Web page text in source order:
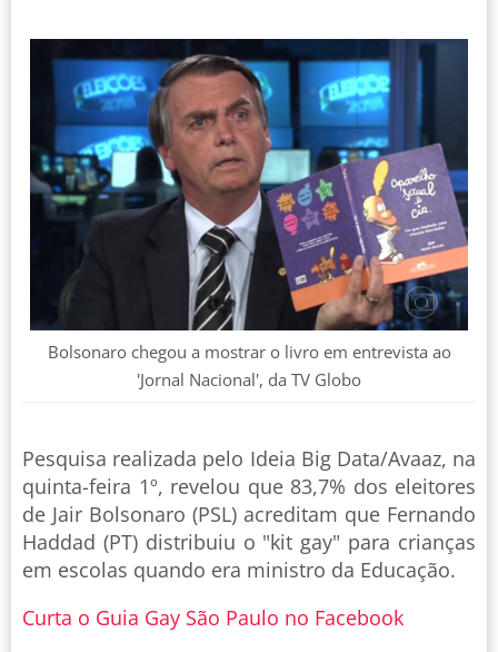
Bolsonaro chegou a mostrar o livro em entrevista ao
'Jornal Nacional', da TV Globo
Pesquisa realizada pelo Ideia Big Data/Avaaz, na
quinta-feira 1º, revelou que 83,7% dos eleitores
de Jair Bolsonaro (PSL) acreditam que Fernando
Haddad (PT) distribuiu o "kit gay" para crianças
em escolas quando era ministro da Educação.
Curta o Guia Gay São Paulo no Facebook